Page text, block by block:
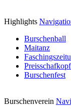
Highlights
Burschenball
Maitanz
Burschenfest
Burschenverein